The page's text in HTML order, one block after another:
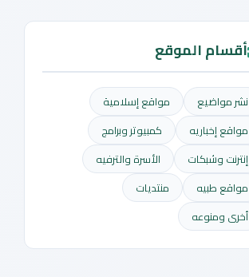
أقسام الموقع
نشر مواضيع
مواقع إسلامية
مواقع إخباريه
كمبيوتر وبرامج
إنترنت وشبكات
الأسرة والترفيه
مواقع طبيه
منتديات
أخرى ومنوعه